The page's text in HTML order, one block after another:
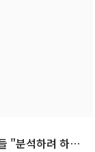
"분석하려 하지